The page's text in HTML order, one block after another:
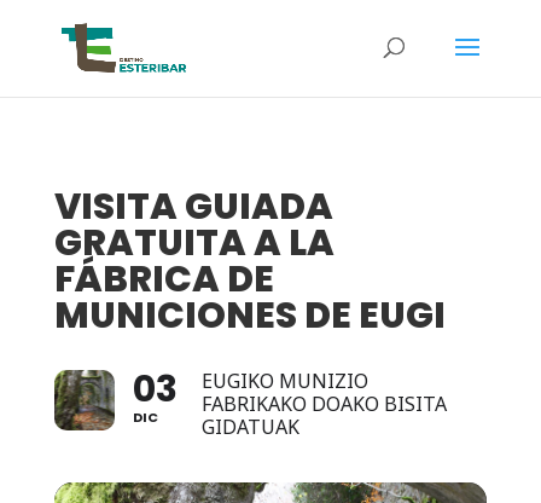
VISITA GUIADA
GRATUITA A LA
FÁBRICA DE
MUNICIONES DE EUGI
03
DIC
EUGIKO MUNIZIO
FABRIKAKO DOAKO BISITA
GIDATUAK